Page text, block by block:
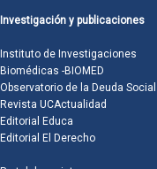
Investigación y publicaciones
Instituto de Investigaciones
Biomédicas -BIOMED
Observatorio de la Deuda Social
Revista UCActualidad
Editorial Educa
Editorial El Derecho